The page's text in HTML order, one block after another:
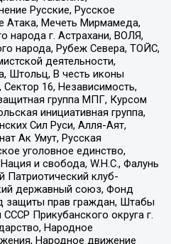
Русские, Русское
Атака, Мечеть Мирмамеда,
народа г. Астрахани, ВОЛЯ,
народа, Рубеж Севера, ТОЙС,
деятельности,
Штольц, В честь иконы
16, Независимость,
группа МПГ, Курсом
инициативная группа,
Сил Руси, Алля-Аят,
Ак Умут, Русская
уголовное единство,
и свобода, W.H.С., Фалунь
Патриотический клуб-
державный союз, Фонд
защиты прав граждан, Штабы
Прикубанского округа г.
Народное
Народное движение